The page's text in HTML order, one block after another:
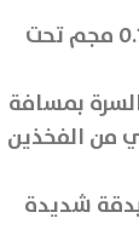
مكان الحقن: تُحقن مادة التريبتوريلين بتركيز 0.1 مجم تحت
بمسافة
من الفخذين
شديدة